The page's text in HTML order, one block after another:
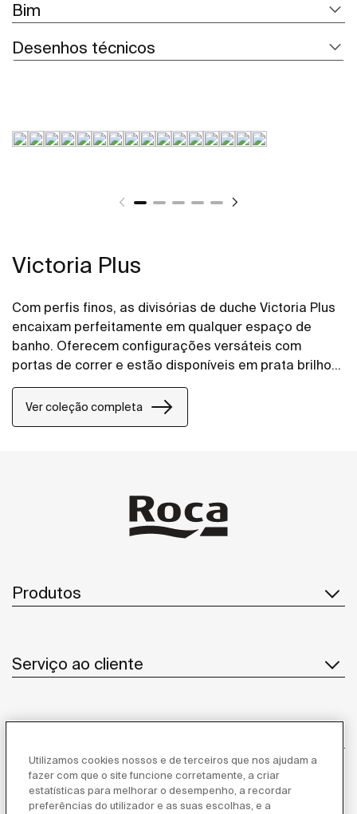
Bim
Desenhos técnicos
Victoria Plus
Com perfis finos, as divisórias de duche Victoria Plus
encaixam perfeitamente em qualquer espaço de
banho. Oferecem configurações versáteis com
portas de correr e estão disponíveis em prata brilho
ou preto mate escovado. O tratamento Maxiclean®
facilita a limpeza.
Ver coleção completa
Produtos
Serviço ao cliente
Inspiração
Utilizamos cookies nossos e de terceiros que nos ajudam a
fazer com que o site funcione corretamente, a criar
estatísticas para melhorar o desempenho, a recordar
preferências do utilizador e as suas escolhas, e a